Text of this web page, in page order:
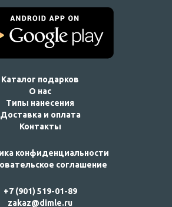
Каталог подарков
О нас
Типы нанесения
Доставка и оплата
Контакты
конфиденциальности
соглашение
+7 (901) 519-01-89
zakaz@dimle.ru